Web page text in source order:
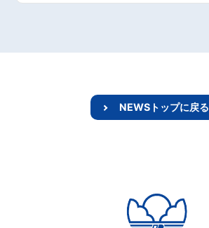
NEWSトップに戻る